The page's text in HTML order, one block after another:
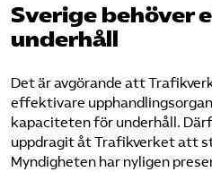
Sverige behöver
underhåll
Det är avgörande att
effektivare
kapaciteten för underhåll.
uppdragit åt Trafikverket att
Myndigheten har nyligen